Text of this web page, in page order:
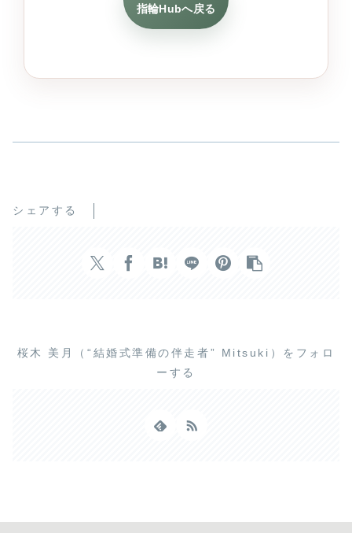
指輪Hubへ戻る
シェアする
桜木 美月（“結婚式準備の伴走者” Mitsuki）をフォロ
ーする